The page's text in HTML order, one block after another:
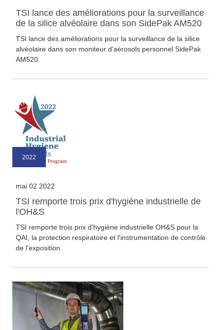
TSI lance des améliorations pour la surveillance
de la silice alvéolaire dans son SidePak AM520
TSI lance des améliorations pour la surveillance de la silice
alvéolaire dans son moniteur d'aérosols personnel SidePak
AM520.
2022
mai 02 2022
TSI remporte trois prix d'hygiène industrielle de
l'OH&S
TSI remporte trois prix d'hygiène industrielle OH&S pour la
QAI, la protection respiratoire et l'instrumentation de contrôle
de l'exposition.